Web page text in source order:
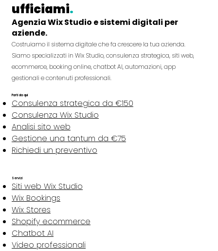
ufficiami.
Agenzia Wix Studio e sistemi digitali per
aziende.
Costruiamo il sistema digitale che fa crescere la tua azienda.
Siamo specializzati in Wix Studio, consulenza strategica, siti web,
ecommerce, booking online, chatbot AI, automazioni, app
gestionali e contenuti professionali.
Parti da qui
Consulenza strategica da €150
Consulenza Wix Studio
Analisi sito web
Gestione una tantum da €75
Richiedi un preventivo
Servizi
Siti web Wix Studio
Wix Bookings
Wix Stores
Shopify ecommerce
Chatbot AI
Video professionali